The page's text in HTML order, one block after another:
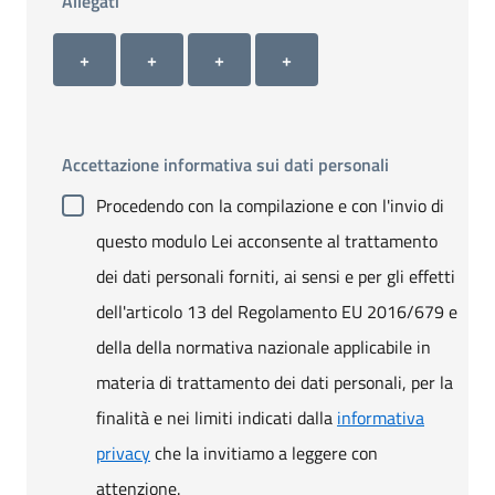
Allegato 1
+
Allegato 2
+
Allegato 3
+
Allegato 4
+
Accettazione informativa sui dati personali
Procedendo con la compilazione e con l'invio di
questo modulo Lei acconsente al trattamento
dei dati personali forniti, ai sensi e per gli effetti
dell'articolo 13 del Regolamento EU 2016/679 e
della della normativa nazionale applicabile in
materia di trattamento dei dati personali, per la
finalità e nei limiti indicati dalla informativa
privacyche la invitiamo a leggere con
attenzione.